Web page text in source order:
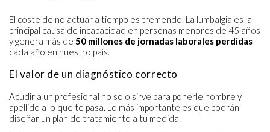
El coste de no actuar a tiempo es tremendo. La lumbalgia es la
principal causa de incapacidad en personas menores de 45 años
y genera más de 50 millones de jornadas laborales perdidas
cada año en nuestro país.
El valor de un diagnóstico correcto
Acudir a un profesional no solo sirve para ponerle nombre y
apellido a lo que te pasa. Lo más importante es que podrán
diseñar un plan de tratamiento a tu medida.